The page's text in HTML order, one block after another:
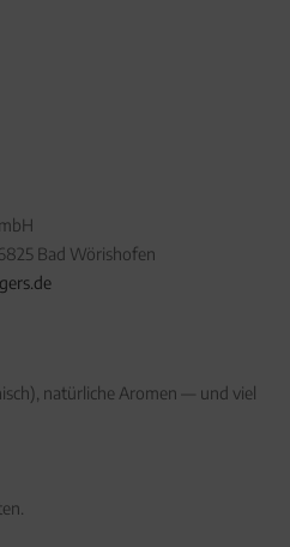
Bad Wörishofen
natürliche Aromen — und viel